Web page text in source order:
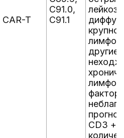
T
C91.0,
C91.1
лейкоз;
другие
CD3 +